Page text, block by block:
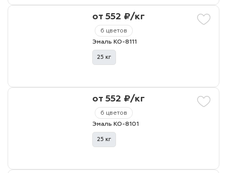
6 цветов
от 552 ₽/кг
Эмаль КО-8111
25 кг
6 цветов
от 552 ₽/кг
Эмаль КО-8101
25 кг